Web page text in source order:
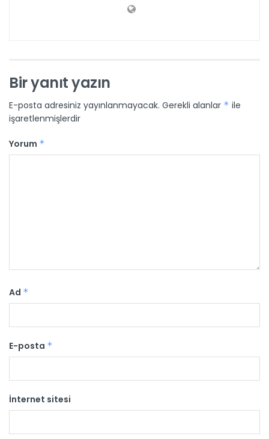
Bir yanıt yazın
E-posta adresiniz yayınlanmayacak. Gerekli alanlar * ile
işaretlenmişlerdir
Yorum *
Ad *
E-posta *
İnternet sitesi